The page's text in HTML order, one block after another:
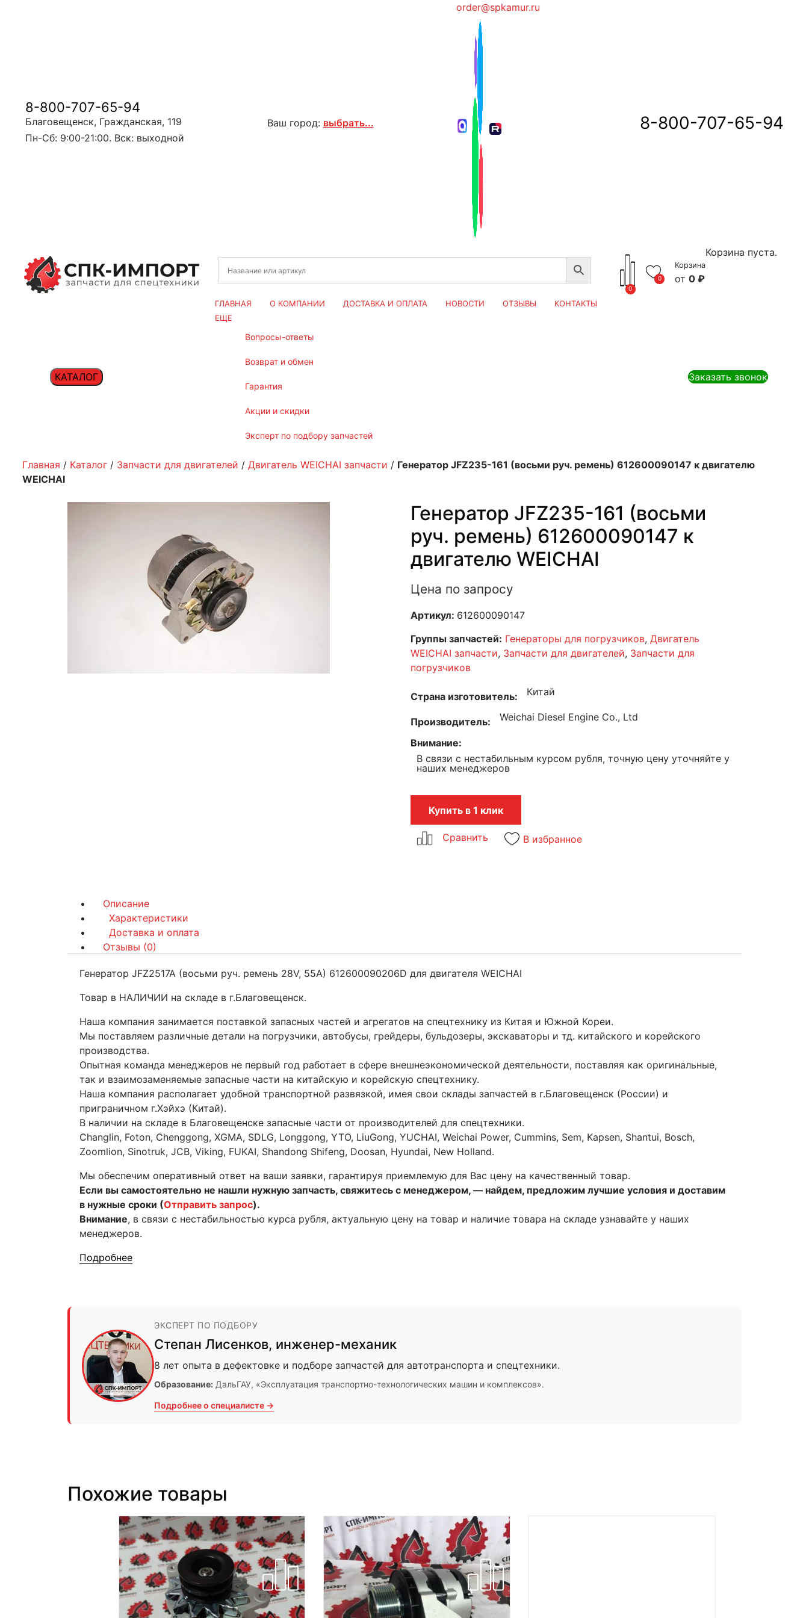
8-800-707-65-94
Благовещенск, Гражданская, 119
Пн-Сб: 9:00-21:00. Вск: выходной
Ваш город: выбрать...
order@spkamur.ru
8-800-707-65-94
0
0
Корзина
0 ₽
Корзина пуста.
КАТАЛОГ
ГЛАВНАЯ О КОМПАНИИ ДОСТАВКА И ОПЛАТА НОВОСТИ ОТЗЫВЫ
КОНТАКТЫ
ЕЩЕ
вопросы-ответы
возврат и обмен
гарантия
акции и скидки
эксперт по подбору запчастей
Заказать звонок
Главная / Каталог / Запчасти для двигателей / Двигатель WEICHAI запчасти / Генератор JFZ235-161 (восьми руч. ремень) 612600090147 к двигателю
WEICHAI
Генератор JFZ235-161 (восьми
руч. ремень) 612600090147 к
двигателю WEICHAI
Цена по запросу
Артикул: 612600090147
Группы запчастей: Генераторы для погрузчиков, Двигатель
WEICHAI запчасти, Запчасти для двигателей, Запчасти для
погрузчиков
Страна изготовитель Китай
Производитель Weichai Diesel Engine Co., Ltd
Внимание
В связи с нестабильным курсом рубля, точную цену уточняйте у
наших менеджеров
Купить в 1 клик
В избранное
Описание
Характеристики
Доставка и оплата
Отзывы (0)
Генератор JFZ2517A (восьми руч. ремень 28V, 55A) 612600090206D для двигателя WEICHAI
Товар в НАЛИЧИИ на складе в г.Благовещенск.
Наша компания занимается поставкой запасных частей и агрегатов на спецтехнику из Китая и Южной Кореи.
Мы поставляем различные детали на погрузчики, автобусы, грейдеры, бульдозеры, экскаваторы и тд. китайского и корейского
производства.
Опытная команда менеджеров не первый год работает в сфере внешнеэкономической деятельности, поставляя как оригинальные,
так и взаимозаменяемые запасные части на китайскую и корейскую спецтехнику.
Наша компания располагает удобной транспортной развязкой, имея свои склады запчастей в г.Благовещенск (России) и
приграничном г.Хэйхэ (Китай).
В наличии на складе в Благовещенске запасные части от производителей для спецтехники.
Changlin, Foton, Chenggong, XGMA, SDLG, Longgong, YTO, LiuGong, YUCHAI, Weichai Power, Cummins, Sem, Kapsen, Shantui, Bosch,
Zoomlion, Sinotruk, JCB, Viking, FUKAI, Shandong Shifeng, Doosan, Hyundai, New Holland.
Мы обеспечим оперативный ответ на ваши заявки, гарантируя приемлемую для Вас цену на качественный товар.
Если вы самостоятельно не нашли нужную запчасть, свяжитесь с менеджером, — найдем, предложим лучшие условия и доставим
в нужные сроки (Отправить запрос).
Внимание, в связи с нестабильностью курса рубля, актуальную цену на товар и наличие товара на складе узнавайте у наших
менеджеров.
Подробнее
ЭКСПЕРТ ПО ПОДБОРУ
Степан Лисенков, инженер-механик
8 лет опыта в дефектовке и подборе запчастей для автотранспорта и спецтехники.
Образование: ДальГАУ, «Эксплуатация транспортно-технологических машин и комплексов».
Подробнее о специалисте →
Похожие товары